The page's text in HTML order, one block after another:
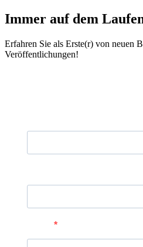
Immer auf dem
Erfahren Sie als Erste(r) von neuen
Veröffentlichungen!